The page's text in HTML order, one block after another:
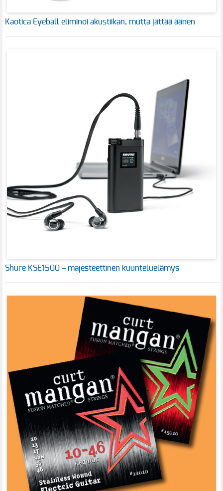
Kaotica Eyeball eliminoi akustiikan, mutta jättää äänen
Shure KSE1500 – majesteettinen kuunteluelämys